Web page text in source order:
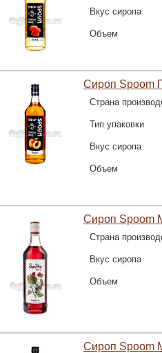
Вкус сиропа
Объем
Сироп Spoom
Страна
Тип упаковки
Вкус сиропа
Объем
Сироп Spoom
Страна
Вкус сиропа
Объем
Сироп Spoom